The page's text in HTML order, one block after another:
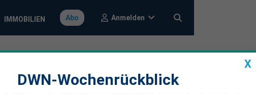
IMMOBILIEN Abo Anmelden
X
DWN-Wochenrückblick